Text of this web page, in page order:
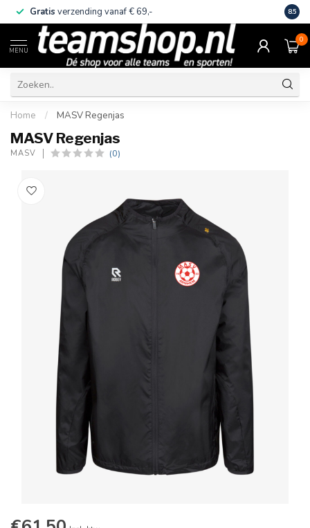
Gratis verzending vanaf € 69,- Eigen
8.5
MENU
0
Home / MASV Regenjas
MASV Regenjas
MASV (0)